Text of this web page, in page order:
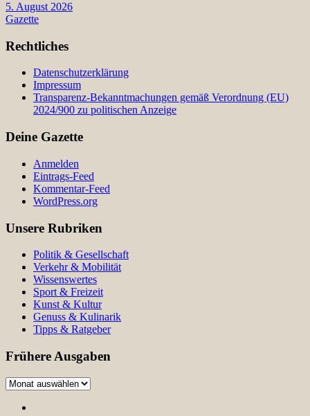
5. August 2026
Gazette
Rechtliches
Datenschutzerklärung
Impressum
Transparenz-Bekanntmachungen gemäß Verordnung (EU)
2024/900 zu politischen Anzeige
Deine Gazette
Anmelden
Eintrags-Feed
Kommentar-Feed
WordPress.org
Unsere Rubriken
Politik & Gesellschaft
Verkehr & Mobilität
Wissenswertes
Sport & Freizeit
Kunst & Kultur
Genuss & Kulinarik
Tipps & Ratgeber
Frühere Ausgaben
Frühere